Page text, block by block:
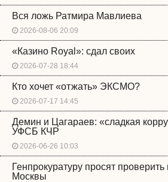
Вся ложь Ратмира Мавлиева
2026-08-06 20:09
«Казино Royal»: сдал своих
2026-07-28 18:44
Кто хочет «отжать» ЭКСМО?
2026-07-17 14:45
Демин и Цагараев: «сладкая
УФСБ КЧР
2026-06-26 10:03
Генпрокуратуру просят
Москвы